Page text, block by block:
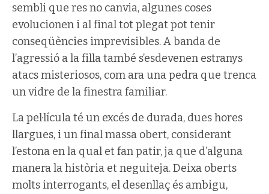
sembli que res no canvia, algunes coses
evolucionen i al final tot plegat pot tenir
conseqüències imprevisibles. A banda de
l’agressió a la filla també s’esdevenen estranys
atacs misteriosos, com ara una pedra que trenca
un vidre de la finestra familiar.
La pel·lícula té un excés de durada, dues hores
llargues, i un final massa obert, considerant
l’estona en la qual et fan patir, ja que d’alguna
manera la història et neguiteja. Deixa oberts
molts interrogants, el desenllaç és ambigu,